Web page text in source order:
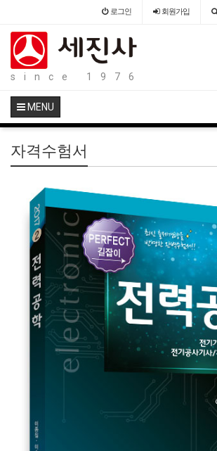
로그인 회원가입
since 1976
MENU
자격수험서